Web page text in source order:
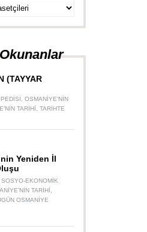
(TAYYAR
OSMANIYE’NIN
TARIHI
TARIHTE
Yeniden İl
SOSYO-EKONOMIK
TARIHI
OSMANIYE